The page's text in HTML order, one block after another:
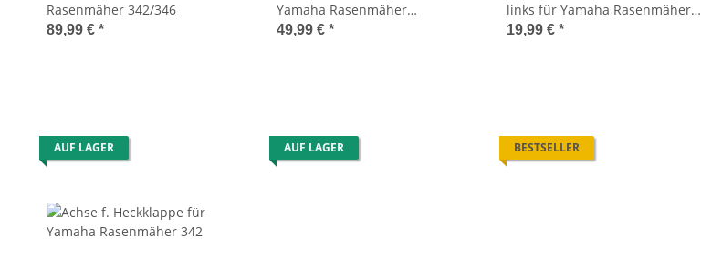
Rasenmäher 342/346
89,99 € *
Yamaha Rasenmäher
342/346/553/553S/553SB
49,99 € *
links für Yamaha Rasenmäher
346 P/ 346 S/ 346 SE
19,99 € *
AUF LAGER AUF LAGER BESTSELLER